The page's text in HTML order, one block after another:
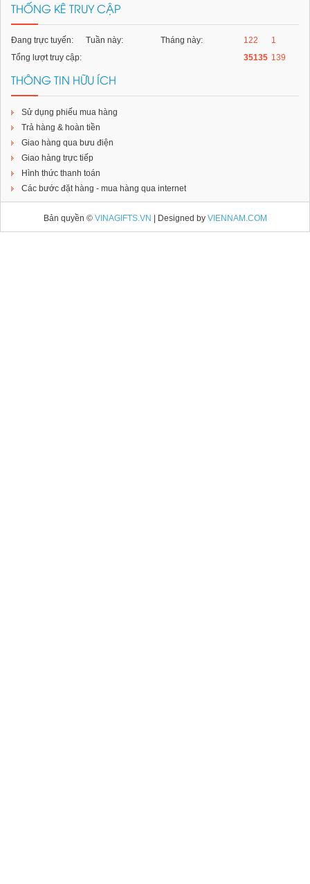
Đồng hồ kèm cắm bút Pha lê
THỐNG KÊ TRUY CẬP
Đang trực tuyến: 1
Tuần này: 122
Tháng này:
139
Tổng lượt truy cập: 35135
THÔNG TIN HỮU ÍCH
Sử dụng phiếu mua hàng
Trả hàng & hoàn tiền
Giao hàng qua bưu điện
Giao hàng trực tiếp
Hình thức thanh toán
Các bước đặt hàng - mua hàng qua internet
Bản quyền © VINAGIFTS.VN | Designed by VIENNAM.COM